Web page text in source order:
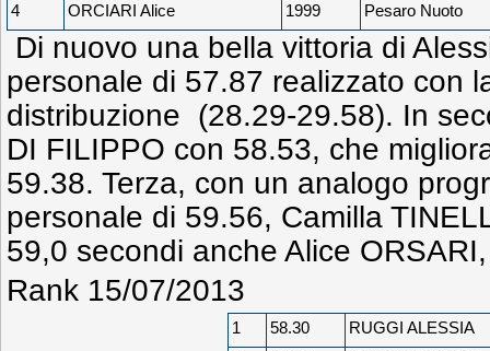
4
ORCIARI Alice 1999 Pesaro Nuoto
Di nuovo una bella vittoria di
personale di 57.87 realizzato con
distribuzione (28.29-29.58). In
DI FILIPPO con 58.53, che
59.38. Terza, con un analogo
personale di 59.56, Camilla
59,0 secondi anche Alice
Rank 15/07/2013
1 58.30
RUGGI ALESSIA